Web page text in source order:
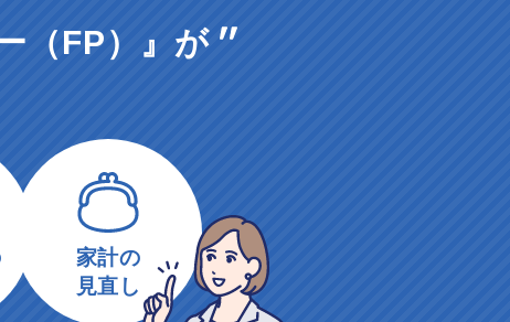
（FP）』が
家計の
見直し